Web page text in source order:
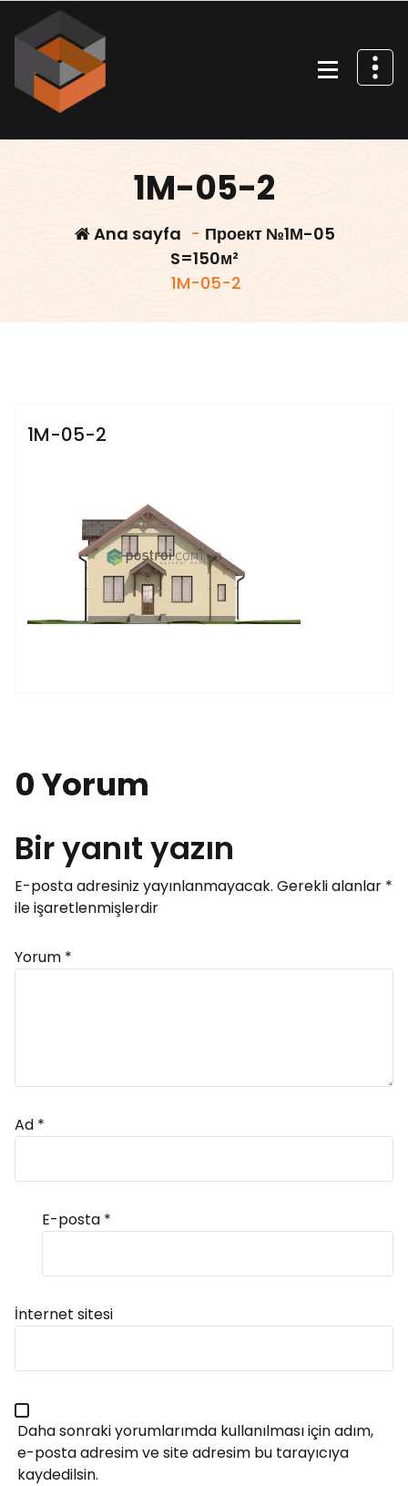
geç
1M-05-2
Ana sayfa - Проект №1М-05
S=150м²
1M-05-2
1M-05-2
0 Yorum
Bir yanıt yazın
E-posta adresiniz yayınlanmayacak. Gerekli alanlar *
ile işaretlenmişlerdir
Yorum *
Ad *
E-posta *
İnternet sitesi
Daha sonraki yorumlarımda kullanılması için adım,
e-posta adresim ve site adresim bu tarayıcıya
kaydedilsin.
Alternative: